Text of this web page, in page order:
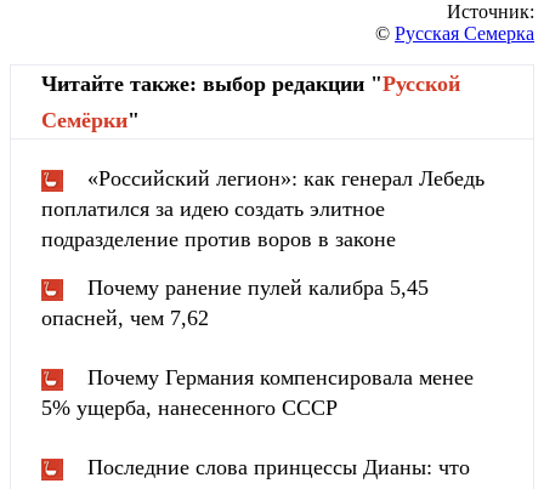
Источник:
© Русская Семерка
Читайте также: выбор редакции "Русской
Cемёрки"
«Российский легион»: как генерал Лебедь
поплатился за идею создать элитное
подразделение против воров в законе
Почему ранение пулей калибра 5,45
опасней, чем 7,62
Почему Германия компенсировала менее
5% ущерба, нанесенного СССР
Последние слова принцессы Дианы: что